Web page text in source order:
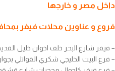
داخل مصر و خارجها
فروع و عناوين محلات فيفر
– فيفر شارع البحر خلف اخوان خليل
– فرع البيت الخليجي شكري القواتلي